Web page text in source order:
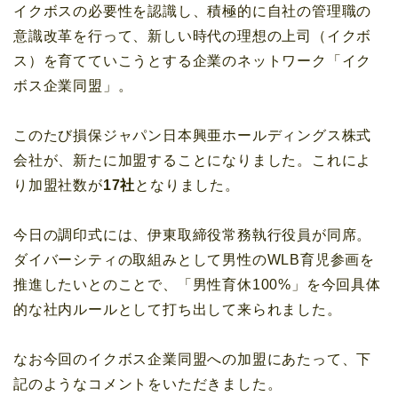
イクボスの必要性を認識し、積極的に自社の管理職の
意識改革を行って、新しい時代の理想の上司（イクボ
ス）を育てていこうとする企業のネットワーク「イク
ボス企業同盟」。
このたび損保ジャパン日本興亜ホールディングス株式
会社が、新たに加盟することになりました。これによ
り加盟社数が17社となりました。
今日の調印式には、伊東取締役常務執行役員が同席。
ダイバーシティの取組みとして男性のWLB育児参画を
推進したいとのことで、「男性育休100%」を今回具体
的な社内ルールとして打ち出して来られました。
なお今回のイクボス企業同盟への加盟にあたって、下
記のようなコメントをいただきました。